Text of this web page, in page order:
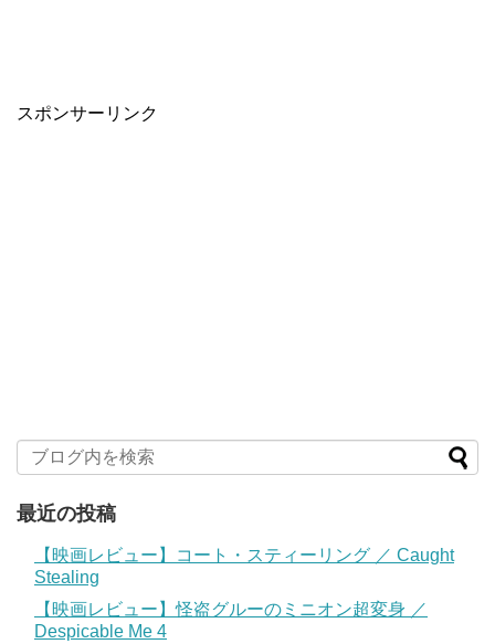
スポンサーリンク
最近の投稿
【映画レビュー】コート・スティーリング ／ Caught
Stealing
【映画レビュー】怪盗グルーのミニオン超変身 ／
Despicable Me 4